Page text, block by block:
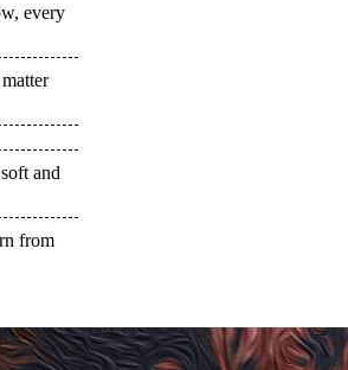
every
and
from